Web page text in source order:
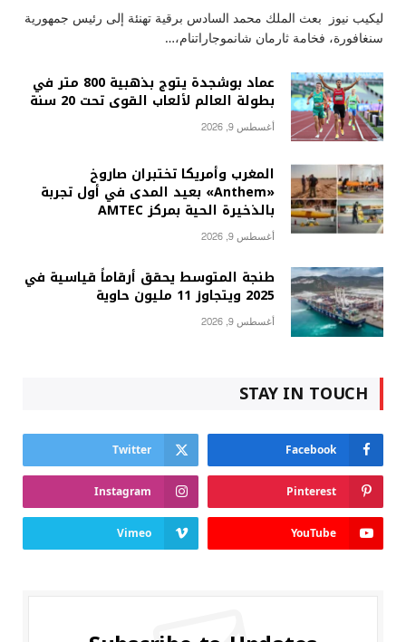
ليكيب نيوز بعث الملك محمد السادس برقية تهنئة إلى رئيس جمهورية
سنغافورة، فخامة ثارمان شانموجاراتنام،…
عماد بوشجدة يتوج بذهبية 800 متر في
بطولة العالم لألعاب القوى تحت 20 سنة
أغسطس 9, 2026
المغرب وأمريكا تختبران صاروخ
«Anthem» بعيد المدى في أول تجربة
بالذخيرة الحية بمركز AMTEC
أغسطس 9, 2026
طنجة المتوسط يحقق أرقاماً قياسية في
2025 ويتجاوز 11 مليون حاوية
أغسطس 9, 2026
STAY IN TOUCH
Facebook
Twitter
Pinterest
Instagram
YouTube
Vimeo